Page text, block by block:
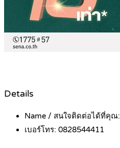
Details
Name / สนใจติดต่อได้ที่คุณ:
เบอร์โทร: 0828544411